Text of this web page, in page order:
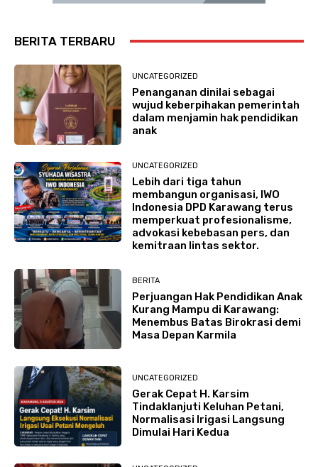
BERITA TERBARU
UNCATEGORIZED
Penanganan dinilai sebagai
wujud keberpihakan pemerintah
dalam menjamin hak pendidikan
anak
UNCATEGORIZED
Lebih dari tiga tahun
membangun organisasi, IWO
Indonesia DPD Karawang terus
memperkuat profesionalisme,
advokasi kebebasan pers, dan
kemitraan lintas sektor.
BERITA
Perjuangan Hak Pendidikan Anak
Kurang Mampu di Karawang:
Menembus Batas Birokrasi demi
Masa Depan Karmila
UNCATEGORIZED
Gerak Cepat H. Karsim
Tindaklanjuti Keluhan Petani,
Normalisasi Irigasi Langsung
Dimulai Hari Kedua